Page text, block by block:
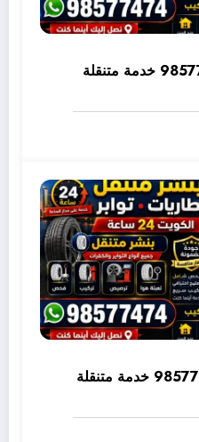
بنشر متنقل الجليعة 98577474 خدمة متنقلة
بنشر متنقل المسايل 98577474 خدمة متنقلة